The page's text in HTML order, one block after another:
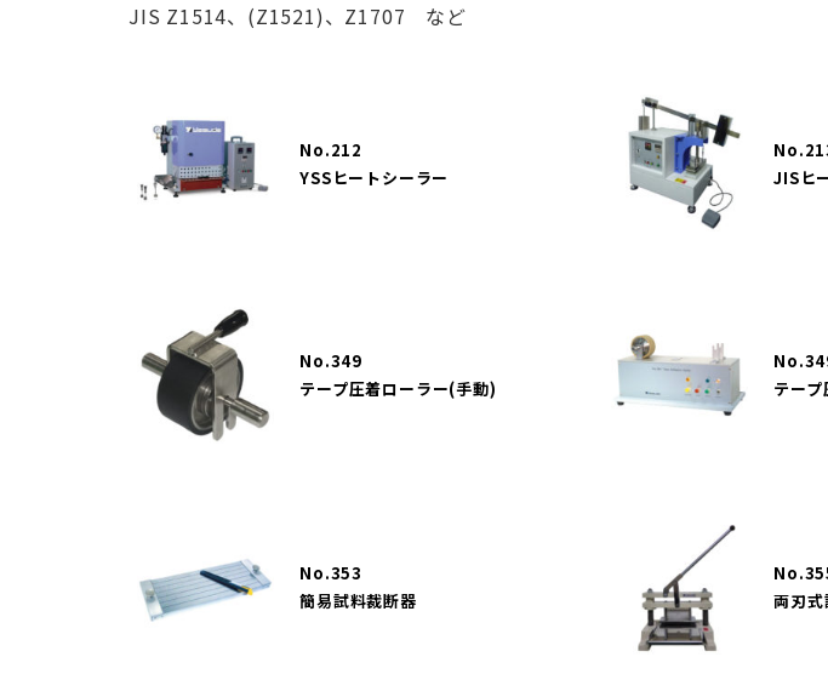
JIS Z1514、(Z1521)、Z1707 など
No.212
YSSヒートシーラー
JISヒ
No.349
テープ圧着ローラー(手動)
テー
No.353
簡易試料裁断器
両刃